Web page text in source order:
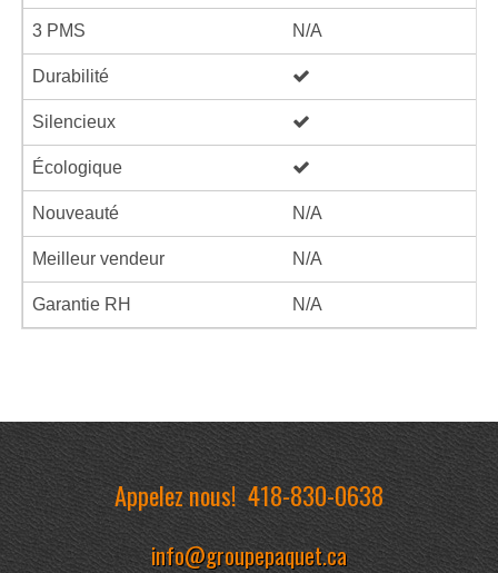
3 PMS N/A
Durabilité
Silencieux
Écologique
Nouveauté N/A
Meilleur vendeur N/A
Garantie RH N/A
Appelez nous!418-830-0638
info@groupepaquet.ca